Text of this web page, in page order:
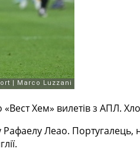
Хем» вилетів з АПЛ.
Леао.